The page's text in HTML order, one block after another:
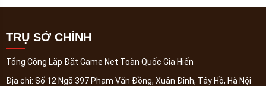
TRỤ SỞ CHÍNH
Tổng Công Lắp Đặt Game Net Toàn Quốc Gia Hiến
Địa chỉ: Số 12 Ngõ 397 Phạm Văn Đồng, Xuân Đỉnh, Tây Hồ, Hà Nội